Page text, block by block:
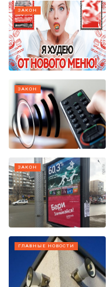
ЗАКОН
ЗАКОН
ЗАКОН
ГЛАВНЫЕ НОВОСТИ